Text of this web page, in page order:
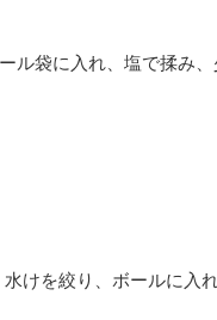
袋に入れ、塩で揉み、
けを絞り、ボールに入